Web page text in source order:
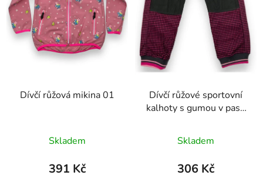
Dívčí růžová mikina 01
Skladem
391 Kč
Dívčí růžové sportovní
kalhoty s gumou v pase
Skladem
306 Kč